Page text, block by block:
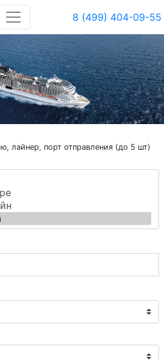
8 (499) 404-09-55
лайнер, порт отправления (до 5 шт)